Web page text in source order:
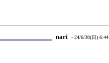
nari - 24/6/30(日)